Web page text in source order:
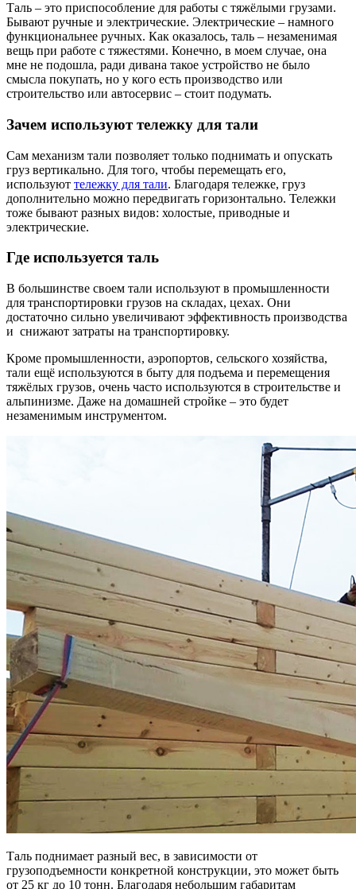
Таль – это приспособление для работы с тяжёлыми грузами.
Бывают ручные и электрические. Электрические – намного
функциональнее ручных. Как оказалось, таль – незаменимая
вещь при работе с тяжестями. Конечно, в моем случае, она
мне не подошла, ради дивана такое устройство не было
смысла покупать, но у кого есть производство или
строительство или автосервис – стоит подумать.
Зачем используют тележку для тали
Сам механизм тали позволяет только поднимать и опускать
груз вертикально. Для того, чтобы перемещать его,
используют тележку для тали. Благодаря тележке, груз
дополнительно можно передвигать горизонтально. Тележки
тоже бывают разных видов: холостые, приводные и
электрические.
Где используется таль
В большинстве своем тали используют в промышленности
для транспортировки грузов на складах, цехах. Они
достаточно сильно увеличивают эффективность производства
и снижают затраты на транспортировку.
Кроме промышленности, аэропортов, сельского хозяйства,
тали ещё используются в быту для подъема и перемещения
тяжёлых грузов, очень часто используются в строительстве и
альпинизме. Даже на домашней стройке – это будет
незаменимым инструментом.
Таль поднимает разный вес, в зависимости от
грузоподъемности конкретной конструкции, это может быть
от 25 кг до 10 тонн. Благодаря небольшим габаритам